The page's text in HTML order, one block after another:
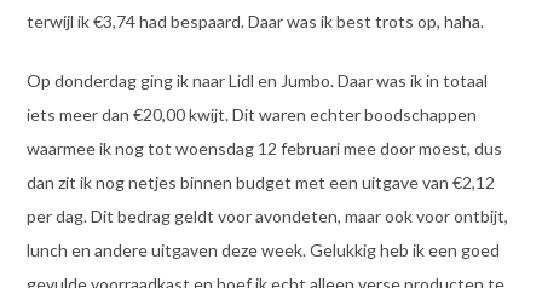
terwijl ik €3,74 had bespaard. Daar was ik best trots op, haha.
Op donderdag ging ik naar Lidl en Jumbo. Daar was ik in totaal
iets meer dan €20,00 kwijt. Dit waren echter boodschappen
waarmee ik nog tot woensdag 12 februari mee door moest, dus
dan zit ik nog netjes binnen budget met een uitgave van €2,12
per dag. Dit bedrag geldt voor avondeten, maar ook voor ontbijt,
lunch en andere uitgaven deze week. Gelukkig heb ik een goed